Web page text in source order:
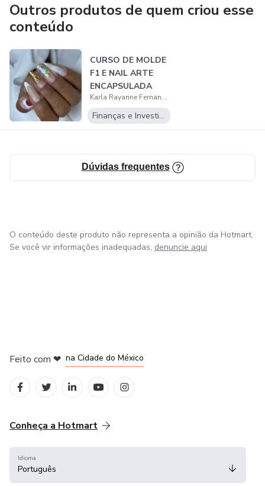
Outros produtos de quem criou esse
conteúdo
CURSO DE MOLDE
F1 E NAIL ARTE
ENCAPSULADA
Karla Rayanne Fernandes
Finanças e Investimentos
Dúvidas frequentes
O conteúdo deste produto não representa a opinião da Hotmart.
Se você vir informações inadequadas, denuncie aqui
Feito com ❤ na Cidade do México
Conheça a Hotmart
Idioma
Português